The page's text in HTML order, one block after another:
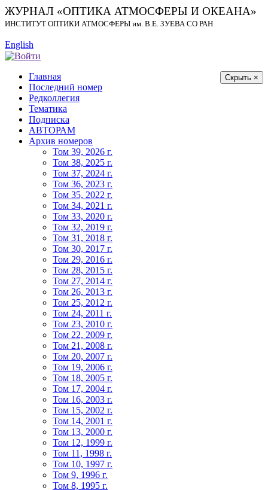
ЖУРНАЛ «ОПТИКА АТМОСФЕРЫ И ОКЕАНА»
ИНСТИТУТ ОПТИКИ АТМОСФЕРЫ им. В.Е. ЗУЕВА СО РАН
English
Скрыть ×
Главная
Последний номер
Редколлегия
Тематика
Подписка
АВТОРАМ
Архив номеров
Том 39, 2026 г.
Том 38, 2025 г.
Том 37, 2024 г.
Том 36, 2023 г.
Том 35, 2022 г.
Том 34, 2021 г.
Том 33, 2020 г.
Том 32, 2019 г.
Том 31, 2018 г.
Том 30, 2017 г.
Том 29, 2016 г.
Том 28, 2015 г.
Том 27, 2014 г.
Том 26, 2013 г.
Том 25, 2012 г.
Том 24, 2011 г.
Том 23, 2010 г.
Том 22, 2009 г.
Том 21, 2008 г.
Том 20, 2007 г.
Том 19, 2006 г.
Том 18, 2005 г.
Том 17, 2004 г.
Том 16, 2003 г.
Том 15, 2002 г.
Том 14, 2001 г.
Том 13, 2000 г.
Том 12, 1999 г.
Том 11, 1998 г.
Том 10, 1997 г.
Том 9, 1996 г.
Том 8, 1995 г.